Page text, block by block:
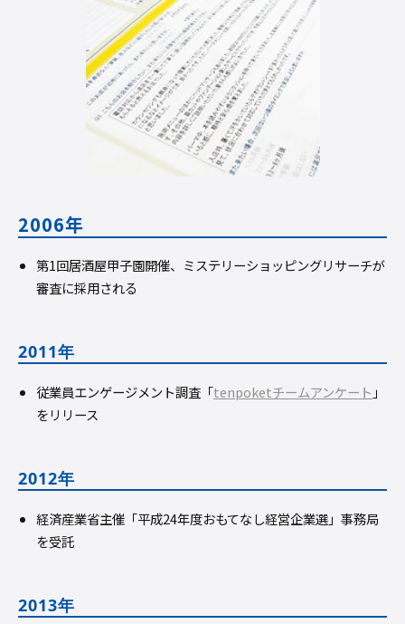
2006年
第1回居酒屋甲子園開催、ミステリーショッピングリサーチが
審査に採用される
2011年
従業員エンゲージメント調査「tenpoketチームアンケート 」
をリリース
2012年
経済産業省主催「平成24年度おもてなし経営企業選」事務局
を受託
2013年